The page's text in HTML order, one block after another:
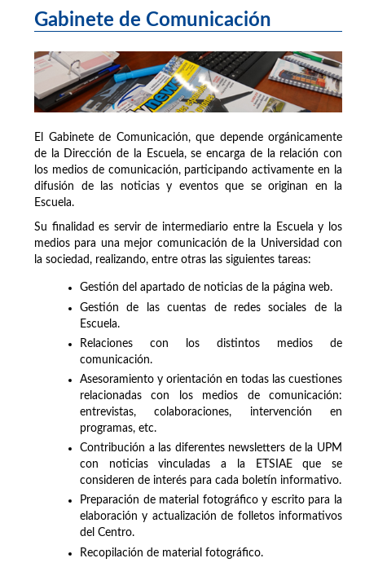
Gabinete de Comunicación
El Gabinete de Comunicación, que depende orgánicamente
de la Dirección de la Escuela, se encarga de la relación con
los medios de comunicación, participando activamente en la
difusión de las noticias y eventos que se originan en la
Escuela.
Su finalidad es servir de intermediario entre la Escuela y los
medios para una mejor comunicación de la Universidad con
la sociedad, realizando, entre otras las siguientes tareas:
Gestión del apartado de noticias de la página web.
Gestión de las cuentas de redes sociales de la
Escuela.
Relaciones con los distintos medios de
comunicación.
Asesoramiento y orientación en todas las cuestiones
relacionadas con los medios de comunicación:
entrevistas, colaboraciones, intervención en
programas, etc.
Contribución a las diferentes newsletters de la UPM
con noticias vinculadas a la ETSIAE que se
consideren de interés para cada boletín informativo.
Preparación de material fotográfico y escrito para la
elaboración y actualización de folletos informativos
del Centro.
Recopilación de material fotográfico.